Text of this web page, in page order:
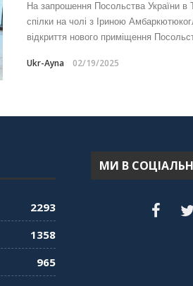
На запрошення Посольства України в
спілки на чолі з Іриною
відкриття нового приміщення
Ukr-Ayna 02/19/2025
2293
1358
965
МИ В